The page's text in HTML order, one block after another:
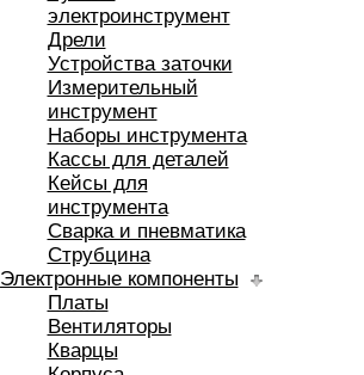
электроинструмент
Дрели
Устройства заточки
Измерительный
инструмент
Наборы инструмента
Кассы для деталей
Кейсы для
инструмента
Сварка и пневматика
Струбцина
Электронные компоненты
Платы
Вентиляторы
Кварцы